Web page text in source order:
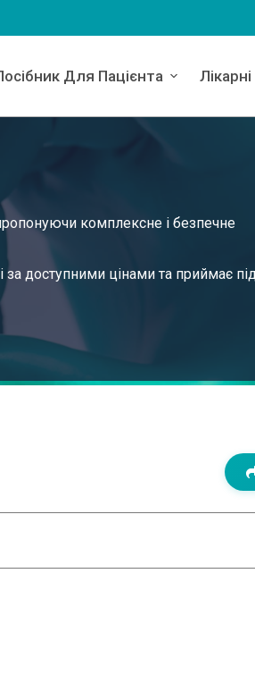
Для Пацієнта Лікарні
комплексне і безпечне
доступними цінами та приймає